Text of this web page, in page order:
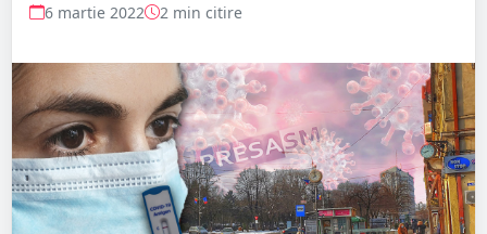
6 martie 2022 2 min citire